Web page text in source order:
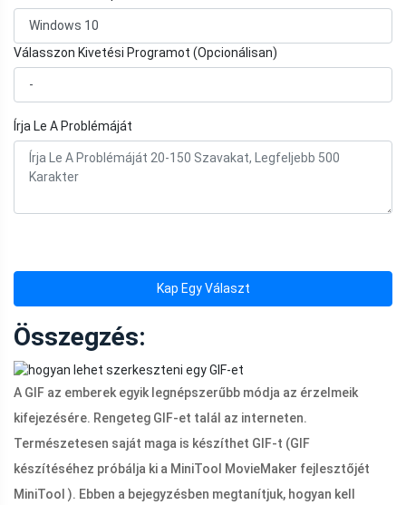
Válasszon Kivetési Programot (Opcionálisan)
Írja Le A Problémáját
Kap Egy Választ
Összegzés:
A GIF az emberek egyik legnépszerűbb módja az érzelmeik
kifejezésére. Rengeteg GIF-et talál az interneten.
Természetesen saját maga is készíthet GIF-t (GIF
készítéséhez próbálja ki a MiniTool MovieMaker fejlesztőjét
MiniTool ). Ebben a bejegyzésben megtanítjuk, hogyan kell